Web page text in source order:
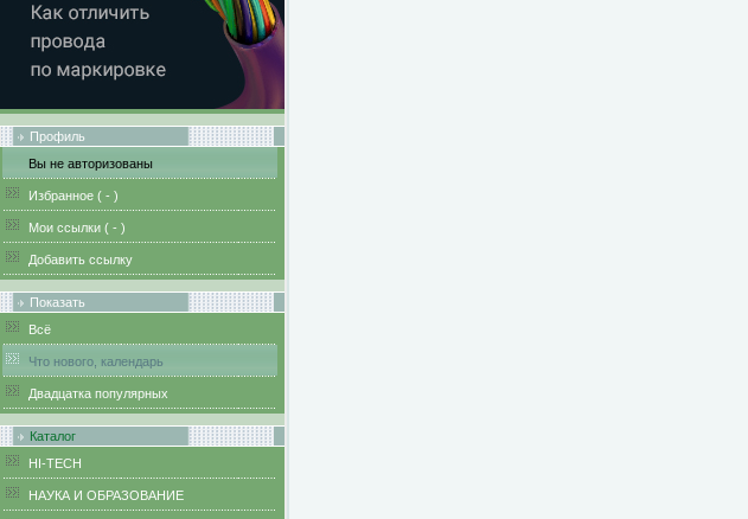
Профиль
Вы не авторизованы
Избранное ( - )
Мои ссылки ( - )
Добавить ссылку
Показать
Всё
Что нового, календарь
Двадцатка популярных
Каталог
HI-TECH
НАУКА И ОБРАЗОВАНИЕ